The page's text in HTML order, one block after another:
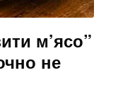
м’ясо”
не